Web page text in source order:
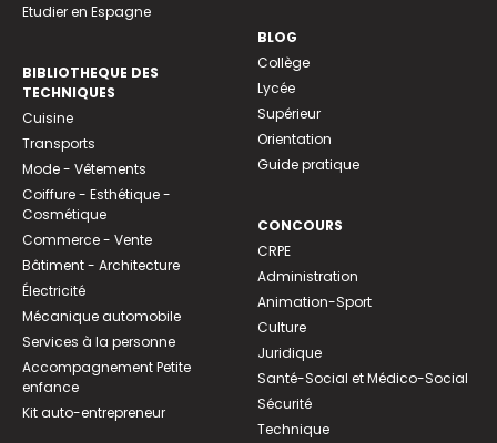
Etudier en Espagne
BIBLIOTHEQUE DES
TECHNIQUES
Cuisine
Transports
Mode - Vêtements
Coiffure - Esthétique -
Cosmétique
Commerce - Vente
Bâtiment - Architecture
Électricité
Mécanique automobile
Services à la personne
Accompagnement Petite
enfance
Kit auto-entrepreneur
BLOG
Collège
Lycée
Supérieur
Orientation
Guide pratique
CONCOURS
CRPE
Administration
Animation-Sport
Culture
Juridique
Santé-Social et Médico-Social
Sécurité
Technique